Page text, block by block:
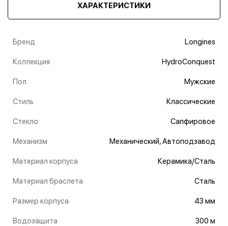
ХАРАКТЕРИСТИКИ
Бренд Longines
Коллекция HydroConquest
Пол Мужские
Стиль Классические
Стекло Сапфировое
Механизм Механический, Автоподзавод
Материал корпуса Керамика/Сталь
Материал браслета Сталь
Размер корпуса 43 мм
Водозащита 300 м